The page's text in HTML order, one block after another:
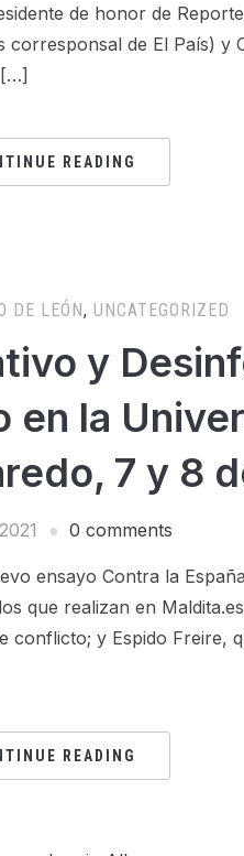
de honor de
de El País) y
[…]
READING
DE LEÓN, UNCATEGORIZED
y
en la
7 y 8
0 comments
ensayo Contra la
que realizan en
conflicto; y Espido Freire,
READING